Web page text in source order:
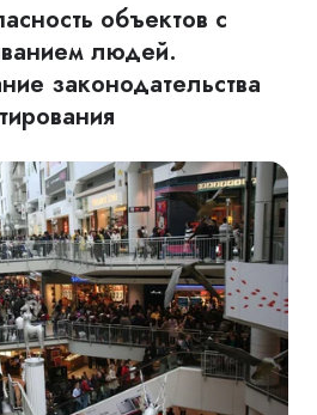
объектов с
людей.
законодательства